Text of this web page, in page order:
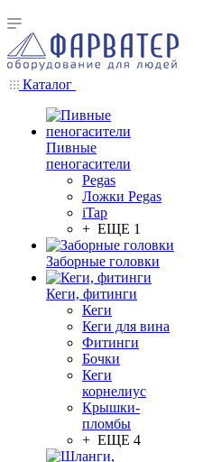
Каталог
Пивные
пеногасители
Pegas
Ложки Pegas
iTap
+ ЕЩЕ 1
Заборные головки
Кеги, фитинги
Кеги
Кеги для вина
Фитинги
Бочки
Кеги
корнелиус
Крышки-
пломбы
+ ЕЩЕ 4